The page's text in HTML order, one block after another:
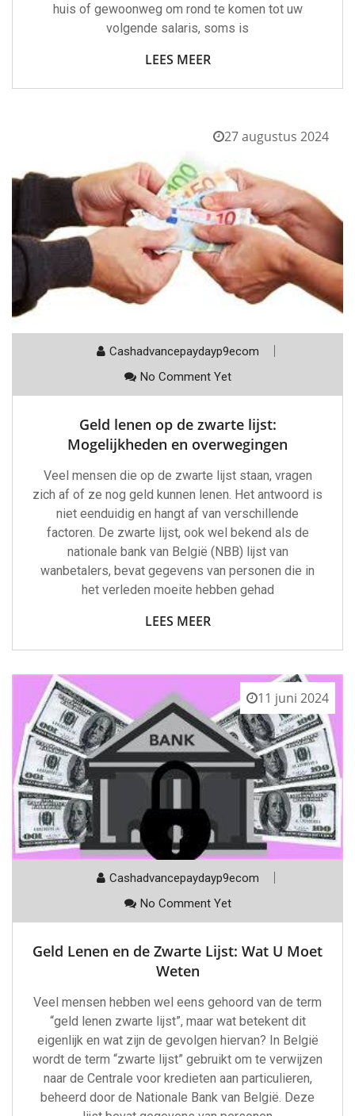
huis of gewoonweg om rond te komen tot uw
volgende salaris, soms is
LEES MEER
27 augustus 2024
Cashadvancepaydayp9ecom
No Comment Yet
Geld lenen op de zwarte lijst:
Mogelijkheden en overwegingen
Veel mensen die op de zwarte lijst staan, vragen
zich af of ze nog geld kunnen lenen. Het antwoord is
niet eenduidig en hangt af van verschillende
factoren. De zwarte lijst, ook wel bekend als de
nationale bank van België (NBB) lijst van
wanbetalers, bevat gegevens van personen die in
het verleden moeite hebben gehad
LEES MEER
11 juni 2024
Cashadvancepaydayp9ecom
No Comment Yet
Geld Lenen en de Zwarte Lijst: Wat U Moet
Weten
Veel mensen hebben wel eens gehoord van de term
“geld lenen zwarte lijst”, maar wat betekent dit
eigenlijk en wat zijn de gevolgen hiervan? In België
wordt de term “zwarte lijst” gebruikt om te verwijzen
naar de Centrale voor kredieten aan particulieren,
beheerd door de Nationale Bank van België. Deze